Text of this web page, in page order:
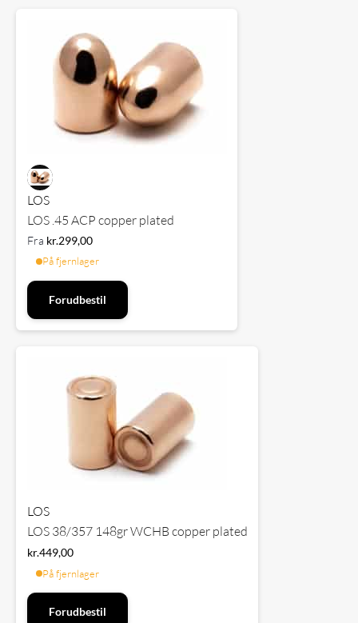
LOS
LOS .45 ACP copper plated
Fra kr.299,00
På fjernlager
Forudbestil
LOS
LOS 38/357 148gr WCHB copper plated
kr.449,00
På fjernlager
Forudbestil